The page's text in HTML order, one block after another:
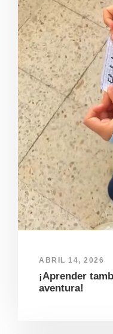
ABRIL 14, 2026
¡Aprender
aventura!